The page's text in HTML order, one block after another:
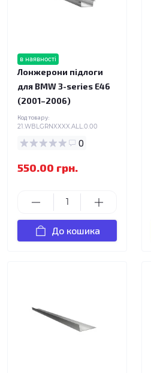
в наявності
Лонжерони підлоги
для BMW 3-series E46
(2001–2006)
Код товару:
21.WBLGRNXXXX.ALL.0.00
0
550.00 грн.
До кошика